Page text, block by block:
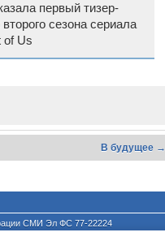
первый тизер-
сезона сериала
of Us
В будущее →
СМИ Эл ФС 77-22224